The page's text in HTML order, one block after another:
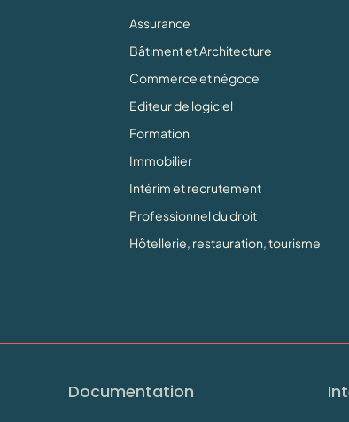
Assurance
Bâtiment et Architecture
Commerce et négoce
Editeur de logiciel
Formation
Immobilier
Intérim et recrutement
Professionnel du droit
Hôtellerie, restauration, tourisme
Documentation